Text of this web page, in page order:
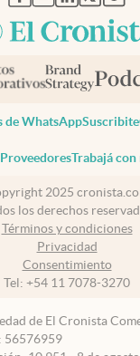
de WhatsAppSuscribite
Trabajá
2025
los derechos
Términos y condiciones
Privacidad
Consentimiento
Tel: +54 11 7078-3270
de El Cronista
56576959